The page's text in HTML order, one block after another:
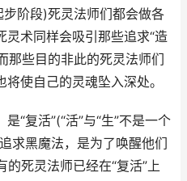
阶段)死灵法师们都会做各
术同样会吸引那些追求“造
那些目的非此的死灵法师们
使自己的灵魂坠入深处。
“复活”(“活”与“生”不是一个
求黑魔法，是为了唤醒他们
死灵法师已经在“复活”上